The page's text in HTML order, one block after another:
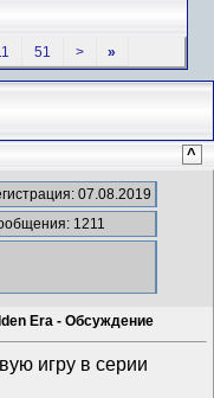
51 > »
^
07.08.2019
1211
Era - Обсуждение
игру в серии